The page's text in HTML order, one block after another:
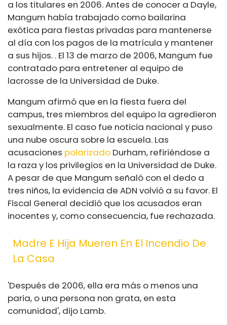
a los titulares en 2006. Antes de conocer a Dayle,
Mangum había trabajado como bailarina
exótica para fiestas privadas para mantenerse
al día con los pagos de la matrícula y mantener
a sus hijos. . El 13 de marzo de 2006, Mangum fue
contratado para entretener al equipo de
lacrosse de la Universidad de Duke.
Mangum afirmó que en la fiesta fuera del
campus, tres miembros del equipo la agredieron
sexualmente. El caso fue noticia nacional y puso
una nube oscura sobre la escuela. Las
acusaciones polarizado Durham, refiriéndose a
la raza y los privilegios en la Universidad de Duke.
A pesar de que Mangum señaló con el dedo a
tres niños, la evidencia de ADN volvió a su favor. El
Fiscal General decidió que los acusados ​​eran
inocentes y, como consecuencia, fue rechazada.
Madre E Hija Mueren En El Incendio De
La Casa
'Después de 2006, ella era más o menos una
paria, o una persona non grata, en esta
comunidad', dijo Lamb.